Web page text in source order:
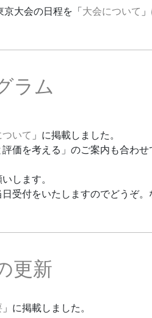
大会の日程を「大会について
ラム
いて 」に掲載しました。
価を考える」のご案内も合わせ
します。
受付をいたしますのでどうぞ
更新
」に掲載しました。